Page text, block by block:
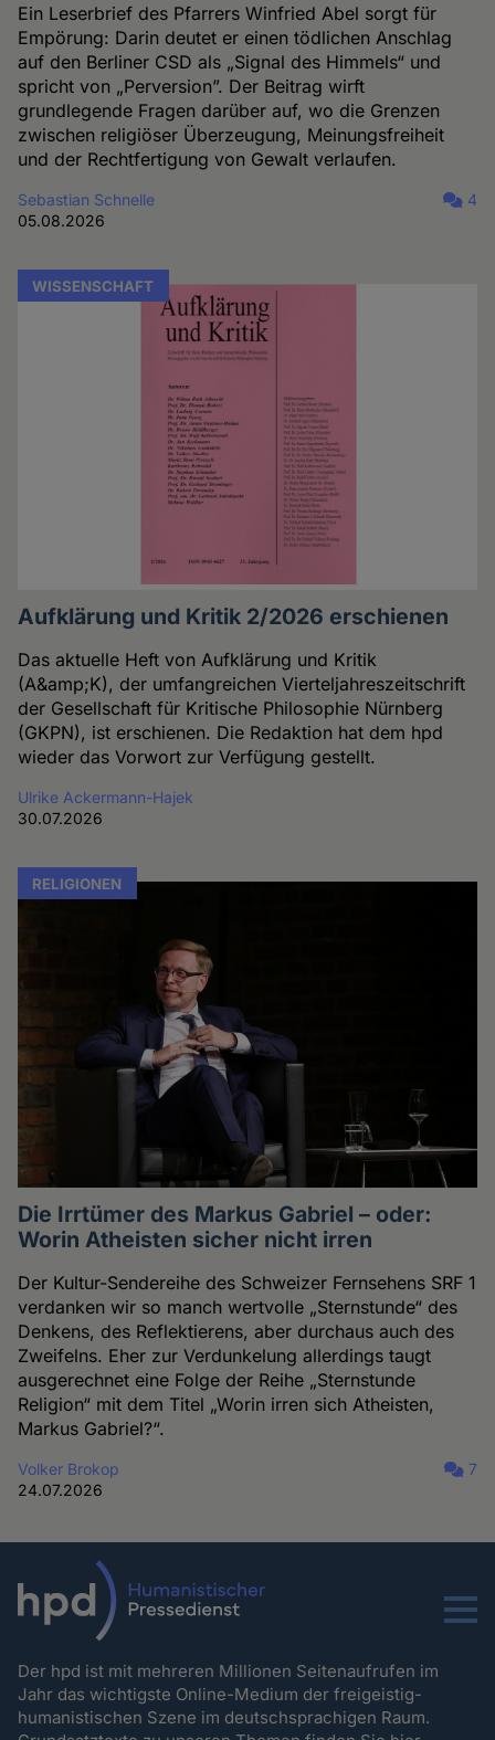
Ein Leserbrief des Pfarrers Winfried Abel sorgt für
Empörung: Darin deutet er einen tödlichen Anschlag
auf den Berliner CSD als „Signal des Himmels“ und
spricht von „Perversion”. Der Beitrag wirft
grundlegende Fragen darüber auf, wo die Grenzen
zwischen religiöser Überzeugung, Meinungsfreiheit
und der Rechtfertigung von Gewalt verlaufen.
Sebastian Schnelle
05.08.2026
4
WISSENSCHAFT
Aufklärung und Kritik 2/2026 erschienen
Das aktuelle Heft von Aufklärung und Kritik
(A&amp;K), der umfangreichen Vierteljahreszeitschrift
der Gesellschaft für Kritische Philosophie Nürnberg
(GKPN), ist erschienen. Die Redaktion hat dem hpd
wieder das Vorwort zur Verfügung gestellt.
Ulrike Ackermann-Hajek
30.07.2026
RELIGIONEN
Die Irrtümer des Markus Gabriel – oder:
Worin Atheisten sicher nicht irren
Der Kultur-Sendereihe des Schweizer Fernsehens SRF 1
verdanken wir so manch wertvolle „Sternstunde“ des
Denkens, des Reflektierens, aber durchaus auch des
Zweifelns. Eher zur Verdunkelung allerdings taugt
ausgerechnet eine Folge der Reihe „Sternstunde
Religion“ mit dem Titel „Worin irren sich Atheisten,
Markus Gabriel?“.
Volker Brokop
24.07.2026
7
Menu
Der hpd ist mit mehreren Millionen Seitenaufrufen im
Jahr das wichtigste Online-Medium der freigeistig-
humanistischen Szene im deutschsprachigen Raum.